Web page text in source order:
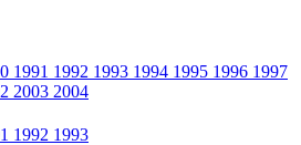
1991 1992 1993 1994 1995 1996 1997
2003 2004
1992 1993